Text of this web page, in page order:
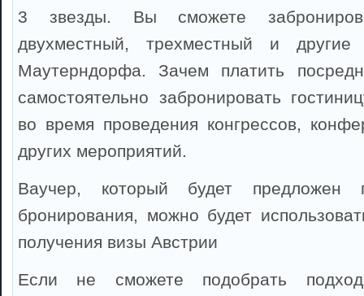
3 звезды. Вы сможете
двухместный, трехместный и
Маутерндорфа. Зачем платить
самостоятельно забронировать
во время проведения конгрессов,
других мероприятий.
Ваучер, который будет предложен
бронирования, можно будет
получения визы Австрии
Если не сможете подобрать